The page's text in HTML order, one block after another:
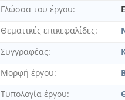
Γλώσσα του έργου
Θεματικές επικεφαλίδες
Συγγραφέας
Μορφή έργου
Τυπολογία έργου